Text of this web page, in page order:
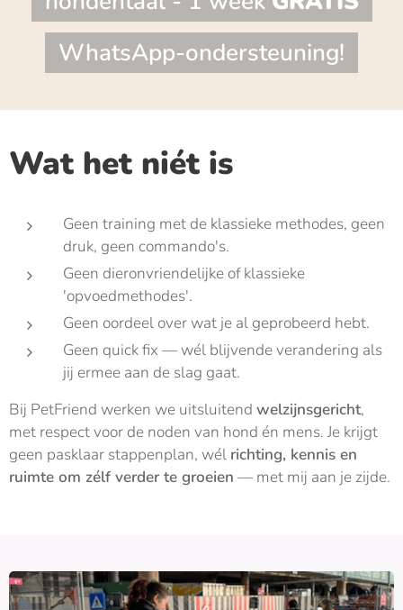
WhatsApp-ondersteuning!
Wat het niét is
Geen training met de klassieke methodes, geen
druk, geen commando's.
Geen dieronvriendelijke of klassieke
'opvoedmethodes'.
Geen oordeel over wat je al geprobeerd hebt.
Geen quick fix — wél blijvende verandering als
jij ermee aan de slag gaat.
Bij PetFriend werken we uitsluitend welzijnsgericht,
met respect voor de noden van hond én mens. Je krijgt
geen pasklaar stappenplan, wél richting, kennis en
ruimte om zélf verder te groeien — met mij aan je zijde.